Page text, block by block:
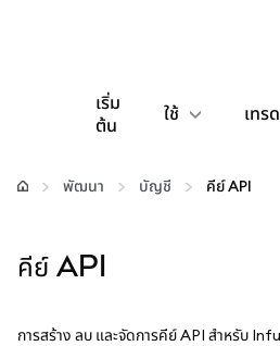
เริ่ม
ต้น
ใช้
กำหนดค่า
เทรด
พัฒนา บัญชี คีย์ API
คีย์ API
การสร้าง ลบ และจัดการคีย์ API สำหรับ